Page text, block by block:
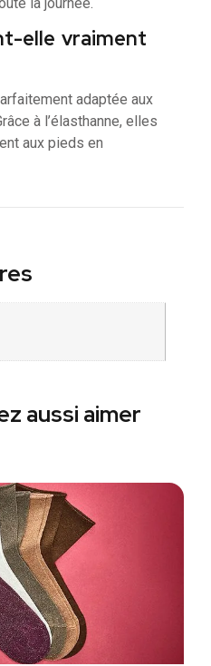
elle vraiment
adaptée aux
à l’élasthanne, elles
aux pieds en
aussi aimer